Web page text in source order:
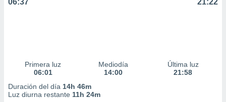
06:37 21:22
Primera luz
06:01
Mediodía
14:00
Última luz
21:58
Duración del día 14h 46m
Luz diurna restante 11h 24m